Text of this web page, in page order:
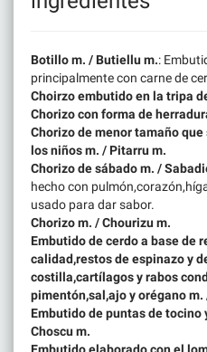
Botillo m. / Butiellu m.:
principalmente con carne de
Choirzo embutido en la tripa
Chorizo con forma de
Chorizo de menor tamaño
los niños m. / Pitarru m.
Chorizo de sábado m. /
hecho con
usado para dar sabor.
Chorizo m. / Chourizu m.
Embutido de cerdo a base de
calidad,restos de espinazo y
costilla,cartílagos y rabos
pimentón,sal,ajo y orégano
Embutido de puntas de tocino
Choscu m.
Embutido elaborado con el